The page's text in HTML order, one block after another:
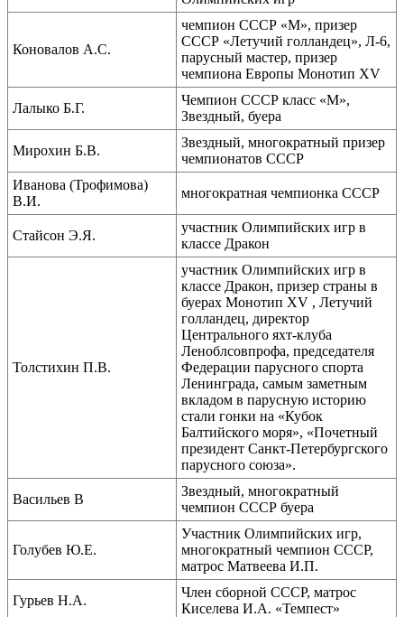
Коновалов А.С.
чемпион СССР «М», призер
СССР «Летучий голландец», Л-6,
парусный мастер, призер
чемпиона Европы Монотип XV
Лалыко Б.Г.
Чемпион СССР класс «М»,
Звездный, буера
Мирохин Б.В.
Звездный, многократный призер
чемпионатов СССР
Иванова (Трофимова)
В.И.
многократная чемпионка СССР
Стайсон Э.Я.
участник Олимпийских игр в
классе Дракон
Толстихин П.В.
участник Олимпийских игр в
классе Дракон, призер страны в
буерах Монотип XV , Летучий
голландец, директор
Центрального яхт-клуба
Леноблсовпрофа, председателя
Федерации парусного спорта
Ленинграда, самым заметным
вкладом в парусную историю
стали гонки на «Кубок
Балтийского моря», «Почетный
президент Санкт-Петербургского
парусного союза».
Васильев В
Звездный, многократный
чемпион СССР буера
Голубев Ю.Е.
Участник Олимпийских игр,
многократный чемпион СССР,
матрос Матвеева И.П.
Гурьев Н.А.
Член сборной СССР, матрос
Киселева И.А. «Темпест»